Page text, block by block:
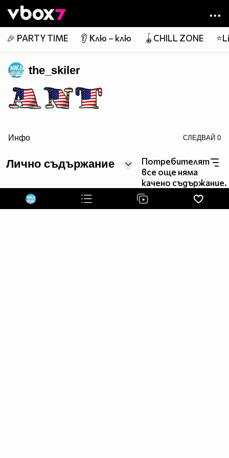
👾
🎉 PARTY TIME 👂 Клю – клю 🪀CHILL ZONE
the_skiler
Инфо СЛЕДВАЙ 0
Лично съдържание
Потребителят
все още няма
качено съдържание.